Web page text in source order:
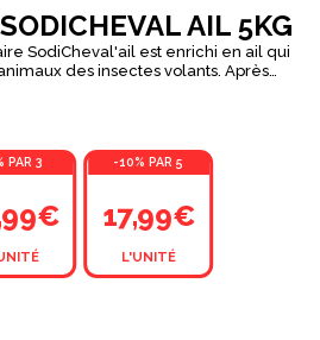
AIL 5KG
SodiCheval'ail est enrichi en ail qui
des insectes volants. Après
volatils soufrés qui agissent
en sel, minéraux et oligo-éléments.
PAR 3 -10% PAR 5
17,99€
L'UNITÉ